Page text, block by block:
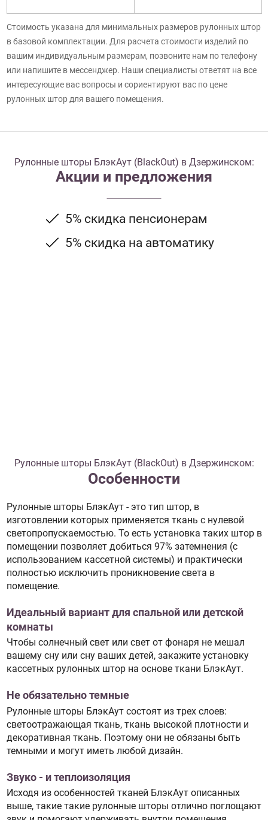
Стоимость указана для минимальных размеров рулонных штор
в базовой комплектации. Для расчета стоимости изделий по
вашим индивидуальным размерам, позвоните нам по телефону
или напишите в мессенджер. Наши специалисты ответят на все
интересующие вас вопросы и сориентируют вас по цене
рулонных штор для вашего помещения.
Рулонные шторы БлэкАут (BlackOut) в Дзержинском:
Акции и предложения
5% скидка пенсионерам
5% скидка на автоматику
Рулонные шторы БлэкАут (BlackOut) в Дзержинском:
Особенности
Рулонные шторы БлэкАут - это тип штор, в
изготовлении которых применяется ткань с нулевой
светопропускаемостью. То есть установка таких штор в
помещении позволяет добиться 97% затемнения (с
использованием кассетной системы) и практически
полностью исключить проникновение света в
помещение.
Идеальный вариант для спальной или детской
комнаты
Чтобы солнечный свет или свет от фонаря не мешал
вашему сну или сну ваших детей, закажите установку
кассетных рулонных штор на основе ткани БлэкАут.
Не обязательно темные
Рулонные шторы БлэкАут состоят из трех слоев:
светоотражающая ткань, ткань высокой плотности и
декоративная ткань. Поэтому они не обязаны быть
темными и могут иметь любой дизайн.
Звуко - и теплоизоляция
Исходя из особенностей тканей БлэкАут описанных
выше, такие такие рулонные шторы отлично поглощают